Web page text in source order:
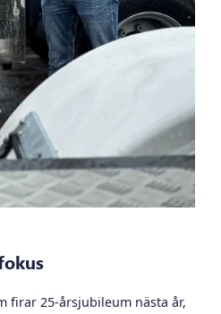
firar 25-årsjubileum nästa år,